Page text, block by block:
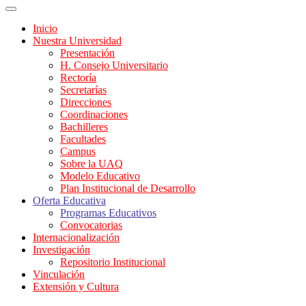
Inicio
Nuestra Universidad
Presentación
H. Consejo Universitario
Rectoría
Secretarías
Direcciones
Coordinaciones
Bachilleres
Facultades
Campus
Sobre la UAQ
Modelo Educativo
Plan Institucional de Desarrollo
Oferta Educativa
Programas Educativos
Convocatorias
Internacionalización
Investigación
Repositorio Institucional
Vinculación
Extensión y Cultura